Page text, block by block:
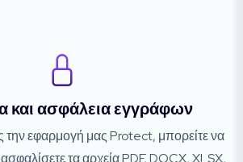
και ασφάλεια εγγράφων
εφαρμογή μας Protect, μπορείτε να
τα αρχεία PDF, DOCX, XLSX,